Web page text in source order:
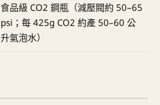
食品級 CO2 鋼瓶（減壓閥約 50–65
psi；每 425g CO2 約產 50–60 公
升氣泡水）